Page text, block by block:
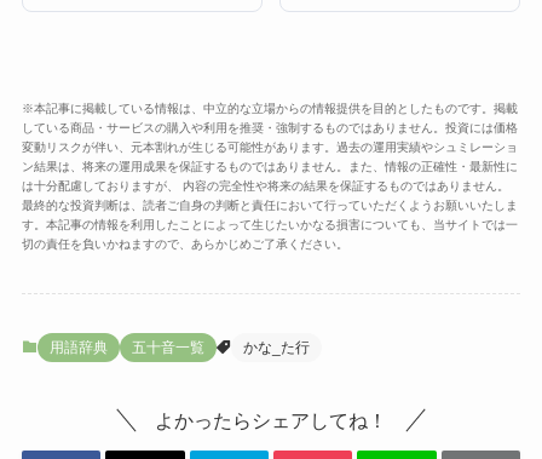
※本記事に掲載している情報は、中立的な立場からの情報提供を目的としたものです。掲載
している商品・サービスの購入や利用を推奨・強制するものではありません。投資には価格
変動リスクが伴い、元本割れが生じる可能性があります。過去の運用実績やシュミレーショ
ン結果は、将来の運用成果を保証するものではありません。また、情報の正確性・最新性に
は十分配慮しておりますが、 内容の完全性や将来の結果を保証するものではありません。
最終的な投資判断は、読者ご自身の判断と責任において行っていただくようお願いいたしま
す。本記事の情報を利用したことによって生じたいかなる損害についても、当サイトでは一
切の責任を負いかねますので、あらかじめご了承ください。
用語辞典 五十音一覧 かな_た行
よかったらシェアしてね！